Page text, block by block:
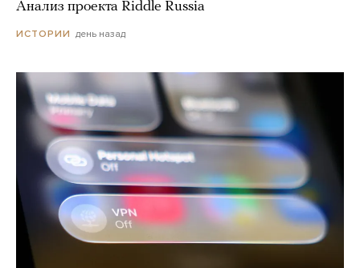
Анализ проекта Riddle Russia
ИСТОРИИ день назад